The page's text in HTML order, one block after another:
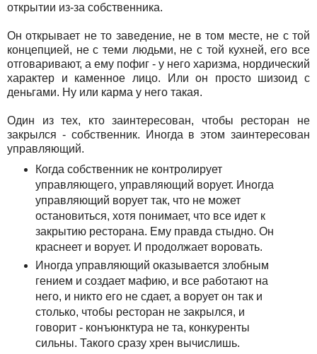
открытии из-за собственника.
Он открывает не то заведение, не в том месте, не с той
концепцией, не с теми людьми, не с той кухней, его все
отговаривают, а ему пофиг - у него харизма, нордический
характер и каменное лицо. Или он просто шизоид с
деньгами. Ну или карма у него такая.
Один из тех, кто заинтересован, чтобы ресторан не
закрылся - собственник. Иногда в этом заинтересован
управляющий.
Когда собственник не контролирует
управляющего, управляющий ворует. Иногда
управляющий ворует так, что не может
остановиться, хотя понимает, что все идет к
закрытию ресторана. Ему правда стыдно. Он
краснеет и ворует. И продолжает воровать.
Иногда управляющий оказывается злобным
гением и создает мафию, и все работают на
него, и никто его не сдает, а ворует он так и
столько, чтобы ресторан не закрылся, и
говорит - конъюнктура не та, конкуренты
сильны. Такого сразу хрен вычислишь.